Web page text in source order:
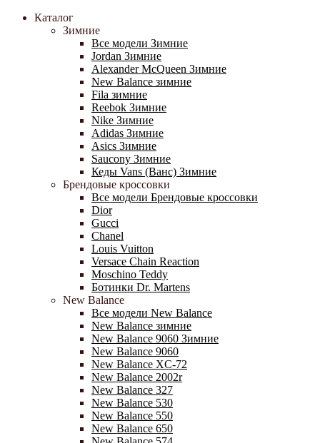
Каталог
Зимние
Все модели Зимние
Jordan Зимние
Alexander McQueen Зимние
New Balance зимние
Fila зимние
Reebok Зимние
Nike Зимние
Adidas Зимние
Asics Зимние
Saucony Зимние
Кеды Vans (Ванс) Зимние
Брендовые кроссовки
Все модели Брендовые кроссовки
Dior
Gucci
Chanel
Louis Vuitton
Versace Chain Reaction
Moschino Teddy
Ботинки Dr. Martens
New Balance
Все модели New Balance
New Balance зимние
New Balance 9060 Зимние
New Balance 9060
New Balance XC-72
New Balance 2002r
New Balance 327
New Balance 530
New Balance 550
New Balance 650